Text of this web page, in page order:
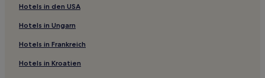
Hotels in den USA
Hotels in Ungarn
Hotels in Frankreich
Hotels in Kroatien